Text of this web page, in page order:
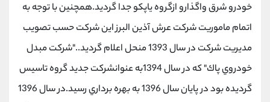
خودرو شرق واگذارو ازگروه ياپكو جدا گرديد.همچنین با توجه به
اتمام ماموريت شركت عرش آذين البرز اين شركت حسب تصويب
مديريت شركت در سال 1393 منحل اعلام گرديد.."شركت مبدل
خودروي پاك" كه در سال 1394به عنوانشركت جديد گروه تاسیس
گرديده بود در پايان سال 1396 به بهره برداري رسید.در سال 1396